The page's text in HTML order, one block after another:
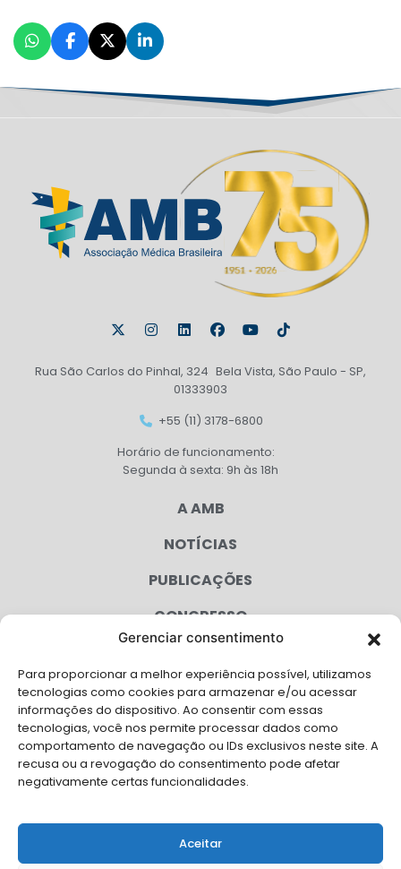
Gerenciar consentimento
Para proporcionar a melhor experiência possível, utilizamos
tecnologias como cookies para armazenar e/ou acessar
informações do dispositivo. Ao consentir com essas
tecnologias, você nos permite processar dados como
comportamento de navegação ou IDs exclusivos neste site. A
recusa ou a revogação do consentimento pode afetar
negativamente certas funcionalidades.
Aceitar
Rua São Carlos do Pinhal, 324 Bela Vista, São Paulo - SP,
01333903
+55 (11) 3178-6800
Horário de funcionamento:
Segunda à sexta: 9h às 18h
A AMB
NOTÍCIAS
PUBLICAÇÕES
CONGRESSO
CAMPANHAS
SERVIÇOS
FILIADAS
FALE CONOSCO
Solicite Apoio Institucional da AMB para o seu evento